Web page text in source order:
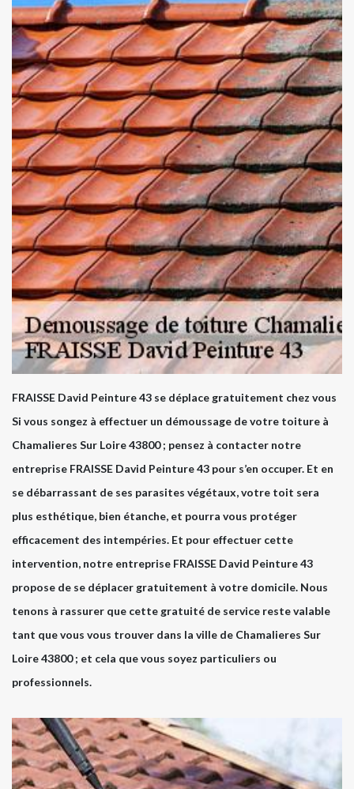
FRAISSE David Peinture 43 se déplace gratuitement chez vous
Si vous songez à effectuer un démoussage de votre toiture à
Chamalieres Sur Loire 43800 ; pensez à contacter notre
entreprise FRAISSE David Peinture 43 pour s’en occuper. Et en
se débarrassant de ses parasites végétaux, votre toit sera
plus esthétique, bien étanche, et pourra vous protéger
efficacement des intempéries. Et pour effectuer cette
intervention, notre entreprise FRAISSE David Peinture 43
propose de se déplacer gratuitement à votre domicile. Nous
tenons à rassurer que cette gratuité de service reste valable
tant que vous vous trouver dans la ville de Chamalieres Sur
Loire 43800 ; et cela que vous soyez particuliers ou
professionnels.